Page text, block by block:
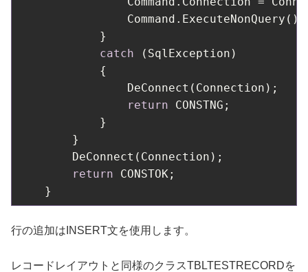
                Command.ExecuteNonQuery();
            }
catch (SqlException)
            {
                DeConnect(Connection);
return CONSTNG;
            }
        }
        DeConnect(Connection);
return CONSTOK;
    }
行の追加はINSERT文を使用します。
レコードレイアウトと同様のクラスTBLTESTRECORDを